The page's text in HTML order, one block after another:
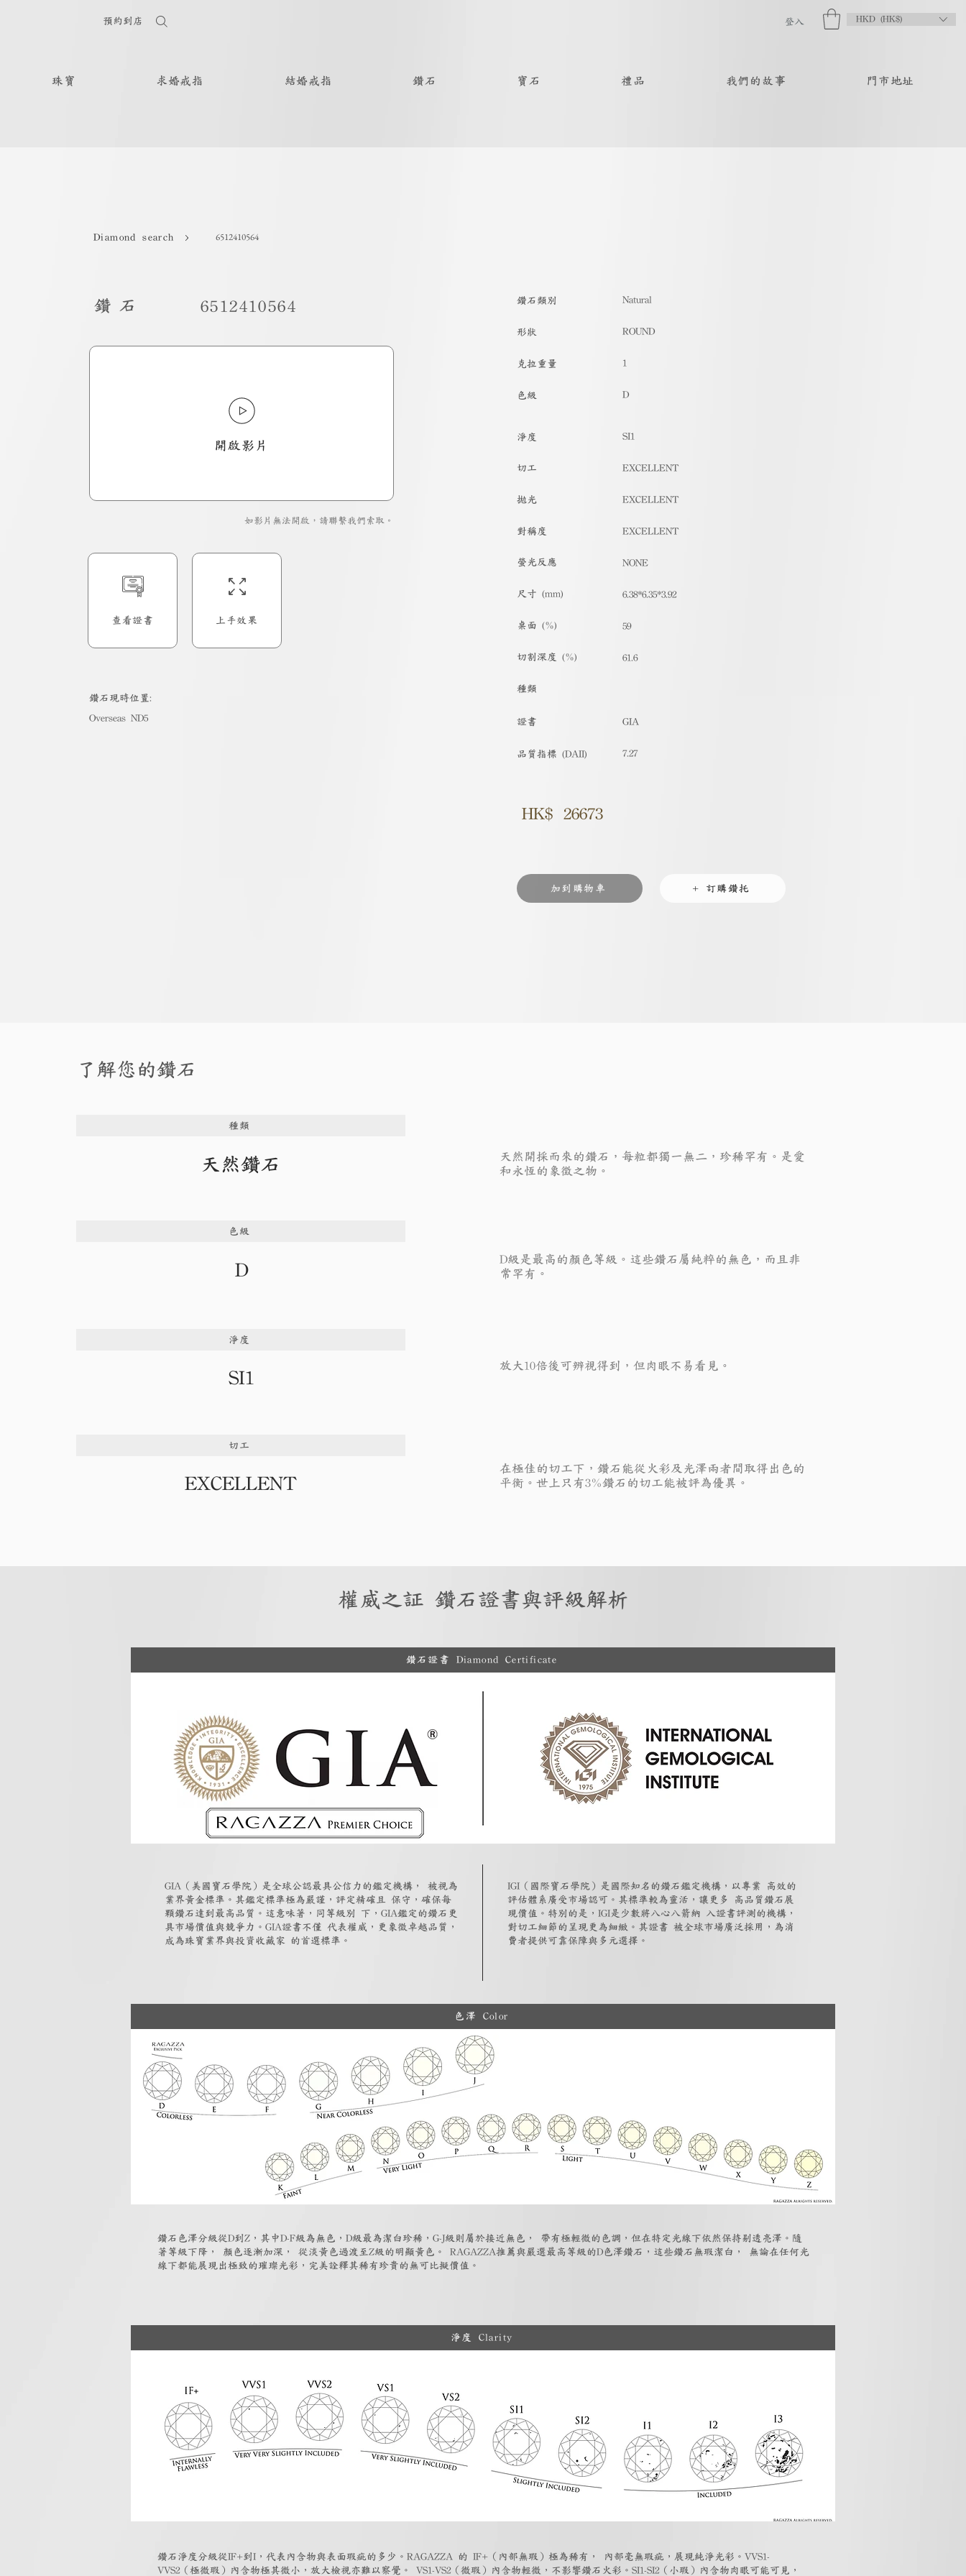
預約到店 登入 HKD (HK$)
珠寶 求婚戒指 結婚戒指 鑽石 寶石 禮品 我們的故事 門市地址
Diamond search 6512410564
6512410564
鑽石
開啟影片
如影片無法開啟，請聯繫我們索取。
查看證書 上手效果
​鑽石現時位置:
Overseas ND5
​鑽石類別 Natural
形狀 ROUND
克拉重量 1
色級 D
淨度
切工
拋光
對稱度
螢光反應
尺寸 (mm)
桌面 (%)
切割深度 (%)
種類
​證書
品質指標 (DAII)
SI1
EXCELLENT
EXCELLENT
EXCELLENT
NONE
6.38*6.35*3.92
59
61.6
GIA
7.27
HK$ 26673
加到購物車 + 訂購鑽托
了解您的鑽石
種類
天然鑽石
色級
D
淨度
SI1
切工
EXCELLENT
天然開採而來的鑽石，每粒都獨一無二，珍稀罕有。是愛
和永恆的象徵之物。
D級是最高的顏色等級。這些鑽石屬純粹的無色，而且非
常罕有。
放大10倍後可辨視得到，但肉眼不易看見。
在極佳的切工下，鑽石能從火彩及光澤兩者間取得出色的
平衡。世上只有3%鑽石的切工能被評為優異。
鑽石證書 Diamond Certificate
GIA（美國寶石學院）是全球公認最具公信力的鑑定機構， 被視為
業界黃金標準。其鑑定標準極為嚴謹，評定精確且 保守，確保每
顆鑽石達到最高品質。這意味著，同等級別 下，GIA鑑定的鑽石更
具市場價值與競爭力。GIA證書不僅 代表權威，更象徵卓越品質，
成為珠寶業界與投資收藏家 的首選標準。
IGI（國際寶石學院）是國際知名的鑽石鑑定機構，以專業 高效的
評估體系廣受市場認可。其標準較為靈活，讓更多 高品質鑽石展
現價值。特別的是，IGI是少數將八心八箭納 入證書評測的機構，
對切工細節的呈現更為細緻。其證書 被全球市場廣泛採用，為消
費者提供可靠保障與多元選擇。
色澤 Color
鑽石色澤分級從D到Z，其中D-F級為無色，D級最為潔白珍稀，G-J級則屬於接近無色， 帶有極輕微的色調，但在特定光線下依然保持剔透亮澤。隨
著等級下降， 顏色逐漸加深， 從淡黃色過渡至Z級的明顯黃色。 RAGAZZA推薦與嚴選最高等級的D色澤鑽石，這些鑽石無瑕潔白， 無論在任何光
線下都能展現出極致的璀璨光彩，完美詮釋其稀有珍貴的無可比擬價值。
淨度 Clarity
鑽石淨度分級從IF+到I，代表內含物與表面瑕疵的多少。RAGAZZA 的 IF+（內部無瑕）極為稀有， 內部毫無瑕疵，展現純淨光彩。VVS1-
VVS2（極微瑕）內含物極其微小，放大檢視亦難以察覺。 VS1-VS2（微瑕）內含物輕微，不影響鑽石火彩。SI1-SI2（小瑕）內含物肉眼可能可見，
權威之証 鑽石證書與評級解析